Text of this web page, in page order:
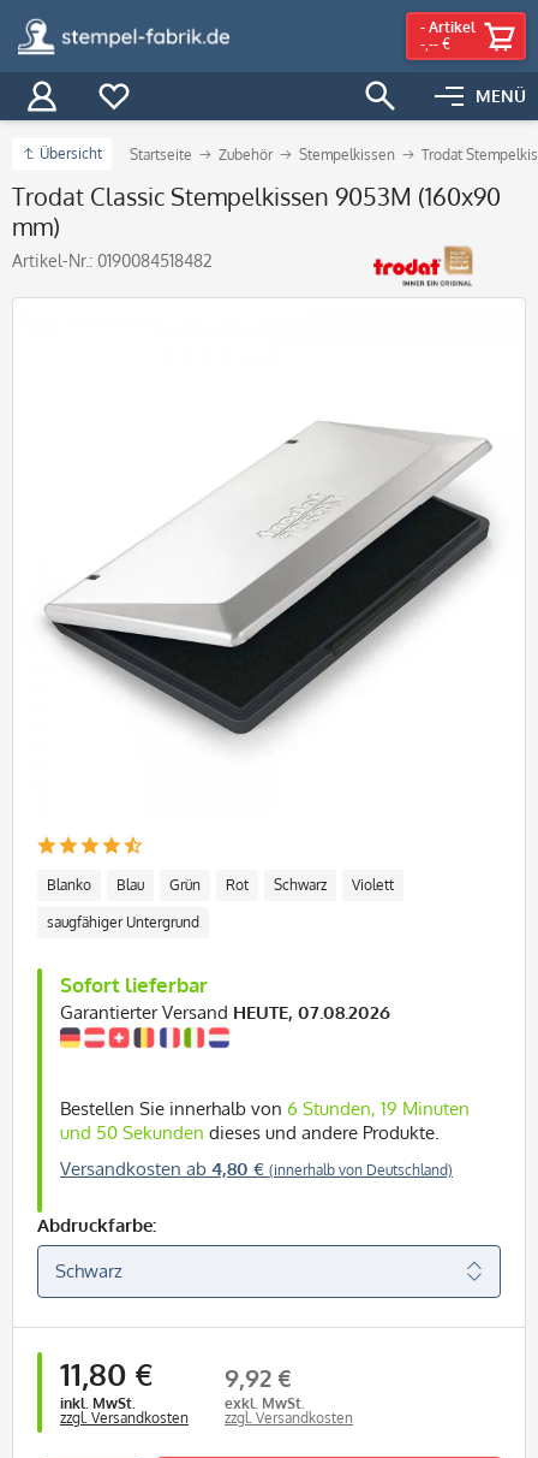
MENÜ
- Artikel
-,-- €
Übersicht Startseite Zubehör Stempelkissen Trodat
Trodat Classic Stempelkissen 9053M (160x90
mm)
Artikel-Nr.: 0190084518482
Blanko Blau Grün Rot Schwarz Violett
saugfähiger Untergrund
Sofort lieferbar
Garantierter Versand HEUTE, 07.08.2026
Bestellen Sie innerhalb von 6 Stunden, 19 Minuten
und 49 Sekunden dieses und andere Produkte.
Versandkosten ab 4,80 € (innerhalb von Deutschland)
Abdruckfarbe:
11,80 €
inkl. MwSt.
zzgl. Versandkosten
9,92 €
exkl. MwSt.
zzgl. Versandkosten